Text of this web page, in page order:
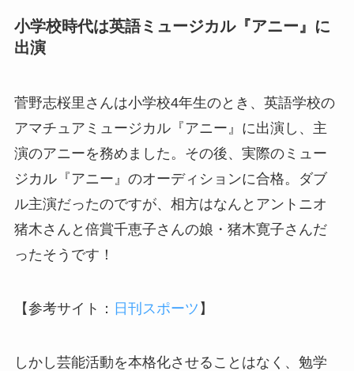
小学校時代は英語ミュージカル『アニー』に
出演
菅野志桜里さんは小学校4年生のとき、英語学校の
アマチュアミュージカル『アニー』に出演し、主
演のアニーを務めました。その後、実際のミュー
ジカル『アニー』のオーディションに合格。ダブ
ル主演だったのですが、相方はなんとアントニオ
猪木さんと倍賞千恵子さんの娘・猪木寛子さんだ
ったそうです！
【参考サイト： 日刊スポーツ 】
しかし芸能活動を本格化させることはなく、勉学